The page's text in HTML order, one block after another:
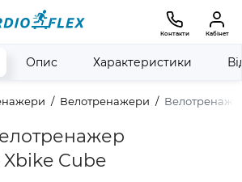
Контакти Кабінет
Велотренажери
Xbike Cube
Опис Характеристики